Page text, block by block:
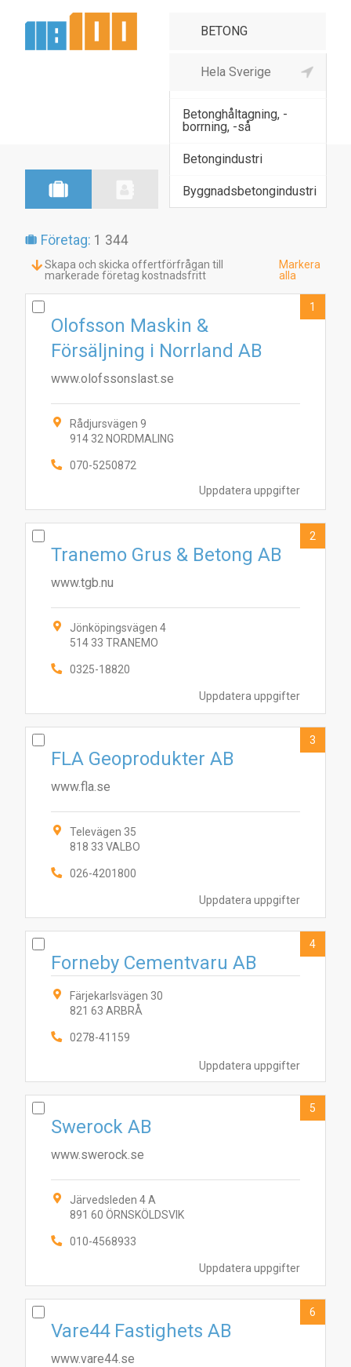
Betong-, cement-,
gipsvaruind, ö
Betonghåltagning, -
borrning, -så
Betongindustri
Byggnadsbetongindustri
Företag: 1 344
Skapa och skicka offertförfrågan till
markerade företag kostnadsfritt
Markera
alla
Uppdatera uppgifter
Olofsson Maskin &
Försäljning i Norrland AB
www.olofssonslast.se
Rådjursvägen 9
914 32 NORDMALING
070-5250872
1
Uppdatera uppgifter
Tranemo Grus & Betong AB
www.tgb.nu
Jönköpingsvägen 4
514 33 TRANEMO
0325-18820
2
Uppdatera uppgifter
FLA Geoprodukter AB
www.fla.se
Televägen 35
818 33 VALBO
026-4201800
3
Uppdatera uppgifter
Forneby Cementvaru AB
Färjekarlsvägen 30
821 63 ARBRÅ
0278-41159
4
Uppdatera uppgifter
Swerock AB
www.swerock.se
Järvedsleden 4 A
891 60 ÖRNSKÖLDSVIK
010-4568933
5
Vare44 Fastighets AB
www.vare44.se
6